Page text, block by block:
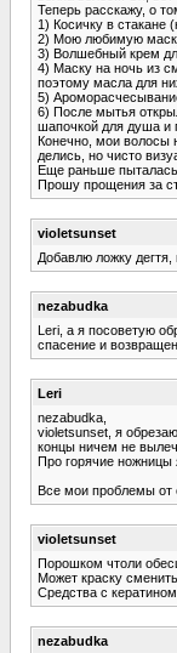
Теперь расскажу, о
1) Косичку в стакане
2) Мою любимую маску
3) Волшебный крем
4) Маску на ночь из
поэтому масла для
5)
6) После мытья
шапочкой для душа и
Конечно, мои волосы
делись, но чисто
Еще раньше пыталась
Прошу прощения за
violetsunset
Добавлю ложку
nezabudka
Leri, а я посоветую
спасение и
Leri
nezabudka,
violetsunset, я
концы ничем не
Про горячие ножницы
Все мои проблемы от
violetsunset
Порошком чтоли
Может краску
Средства с
nezabudka